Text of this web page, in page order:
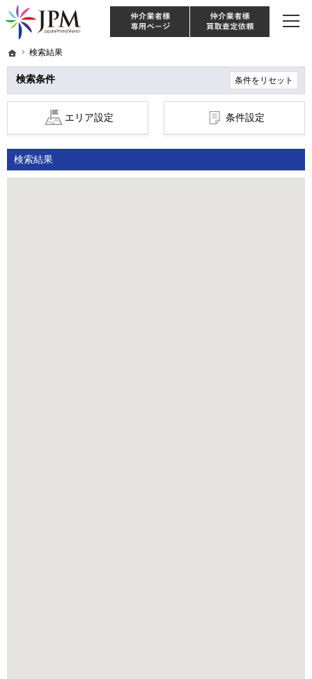
ホーム
検索結果
検索条件 条件をリセット
エリア設定 条件設定
検索結果
東京・神奈川・埼玉・千葉のリノベーション住宅や中古マンションを手がける会
【物件買取強化中！】リノベーション住宅・不動産・中古マンションならJPM
ホーム
検索結果